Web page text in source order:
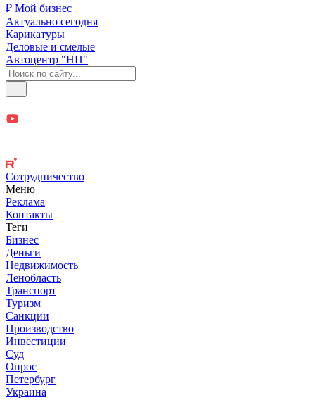
₽ Мой бизнес
Актуально сегодня
Карикатуры
Деловые и смелые
Автоцентр "НП"
Сотрудничество
Меню
Реклама
Контакты
Теги
Бизнес
Деньги
Недвижимость
Ленобласть
Транспорт
Туризм
Санкции
Производство
Инвестиции
Суд
Опрос
Петербург
Украина